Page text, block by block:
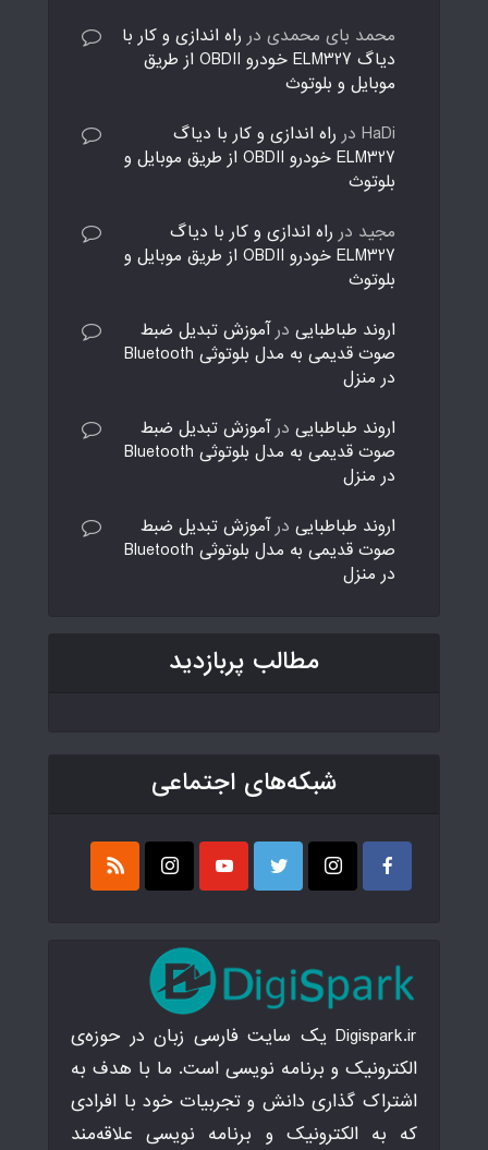
محمد بای محمدی در راه اندازی و کار با
دیاگ ELM327 خودرو OBDII از طریق
موبایل و بلوتوث
HaDi در راه اندازی و کار با دیاگ
ELM327 خودرو OBDII از طریق موبایل و
بلوتوث
مجید در راه اندازی و کار با دیاگ
ELM327 خودرو OBDII از طریق موبایل و
بلوتوث
اروند طباطبایی درآموزش تبدیل ضبط
صوت قدیمی به مدل بلوتوثی Bluetooth
در منزل
اروند طباطبایی درآموزش تبدیل ضبط
صوت قدیمی به مدل بلوتوثی Bluetooth
در منزل
اروند طباطبایی درآموزش تبدیل ضبط
صوت قدیمی به مدل بلوتوثی Bluetooth
در منزل
مطالب پربازدید
شبکه‌های اجتماعی
Digispark.ir یک سایت فارسی زبان در حوزه‌ی
الکترونیک و برنامه نویسی است. ما با هدف به
اشتراک گذاری دانش و تجربیات خود با افرادی
که به الکترونیک و برنامه نویسی علاقه‌مند